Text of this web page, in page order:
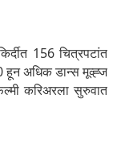
156 चित्रपटांत
हून अधिक डान्स मूव्ह्ज
करिअरला सुरुवात